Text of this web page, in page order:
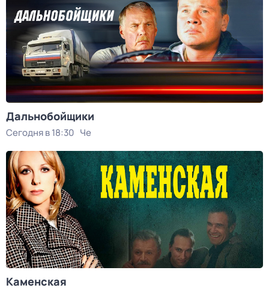
Дальнобойщики
Сегодня в 18:30 Че
Каменская